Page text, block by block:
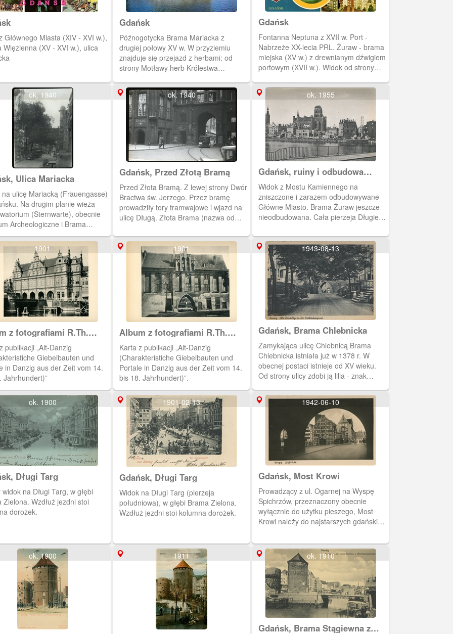
Głównego Miasta (XIV - XVI w.),
Więzienna (XV - XVI w.), ulica
Gdańsk
Późnogotycka Brama Mariacka z
drugiej połowy XV w. W przyziemiu
znajduje się przejazd z herbami: od
strony Motławy herb Królestwa
umieszczone po bokach herb Gdańska i
herb Prus Królewskich (tzw. pokłon
heraldyczny), od strony ulicy Mariackiej
herb Gdańska trzymany przez dwa lwy.
Za bramą wznosi się dom Towarzystwa
Przyrodniczego, obecnie siedziba
Muzeum Archeologicznego.
Gdańsk
Fontanna Neptuna z XVII w. Port -
Nabrzeże XX-lecia PRL. Żuraw - brama
miejska (XV w.) z drewnianym dźwigiem
portowym (XVII w.). Widok od strony
ok. 1940
Ulica Mariacka
na ulicę Mariacką (Frauengasse)
Na drugim planie wieża
(Sternwarte), obecnie
Archeologiczne i Brama
ok. 1940
Gdańsk, Przed Złotą Bramą
Przed Złota Bramą. Z lewej strony Dwór
Bractwa św. Jerzego. Przez bramę
prowadziły tory tramwajowe i wjazd na
ulicę Długą. Złota Brama (nazwa od
wcześniej Bramą Długouliczną.
Wybudowana w początku XVII w. w
stylu manieryzmu niderlandzkiego.
Zamyka od zachodu ul. Długą.
ok. 1955
Gdańsk, ruiny i odbudowa
Głównego Miasta
Widok z Mostu Kamiennego na
zniszczone i zarazem odbudowywane
Główne Miasto. Brama Żuraw jeszcze
nieodbudowana. Cała pierzeja Długiego
1901
z fotografiami R.Th.
publikacji „Alt-Danzig
Giebelbauten und
in Danzig aus der Zeit vom 14.
Jahrhundert)”
1901
Album z fotografiami R.Th.
Kuhna
Karta z publikacji „Alt-Danzig
(Charakteristiche Giebelbauten und
Portale in Danzig aus der Zeit vom 14.
bis 18. Jahrhundert)”.
1943-08-13
Gdańsk, Brama Chlebnicka
Zamykająca ulicę Chlebnicą Brama
Chlebnicka istniała już w 1378 r. W
obecnej postaci istnieje od XV wieku.
Od strony ulicy zdobi ją lilia - znak
ok. 1900
Długi Targ
widok na Długi Targ, w głębi
Zielona. Wzdłuż jezdni stoi
dorożek.
1901-02-13
Gdańsk, Długi Targ
Widok na Długi Targ (pierzeja
południowa), w głębi Brama Zielona.
Wzdłuż jezdni stoi kolumna dorożek.
1942-06-10
Gdańsk, Most Krowi
Prowadzący z ul. Ogarnej na Wyspę
Spichrzów, przeznaczony obecnie
wyłącznie do użytku pieszego, Most
Krowi należy do najstarszych gdańskich
po raz pierwszy w latach 1378-1379
jako tzw. Kładkę Krowią, służącą
głównie do przepędzenia tędy na
pastwiska (przed ubojem) stad bydła
należącego do gdańskich rzeźników.
Tędy również przeprowadzano na
Wyspę Spichrzów psy, które stróżowały
nocami wokół magazynów ze zbożem.
ok. 1900 1911 ok. 1910
Gdańsk, Brama Stągiewna z